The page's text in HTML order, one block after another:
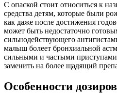
С опаской стоит относиться к
средства детям, которые были
как даже после достижения
может быть недостаточно
сильнодействующего
малыш болеет бронхиальной
сильными и частыми
заменить на более щадящий
Особенности